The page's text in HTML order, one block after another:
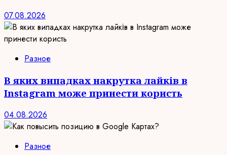
07.08.2026
Разное
В яких випадках накрутка лайків в
Instagram може принести користь
04.08.2026
Разное